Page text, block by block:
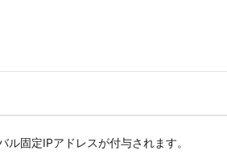
ル固定IPアドレスが付与されます。